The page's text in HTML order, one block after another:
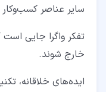
سایر عناصر کسب‌وکار
تفکر واگرا جایی
خارج شوند.
ایده‌های خلاقانه،